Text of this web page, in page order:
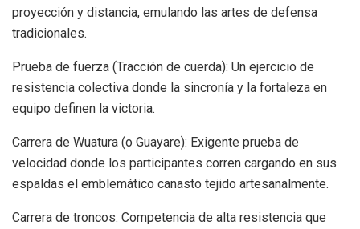
proyección y distancia, emulando las artes de defensa
tradicionales.
​Prueba de fuerza (Tracción de cuerda): Un ejercicio de
resistencia colectiva donde la sincronía y la fortaleza en
equipo definen la victoria.
​Carrera de Wuatura (o Guayare): Exigente prueba de
velocidad donde los participantes corren cargando en sus
espaldas el emblemático canasto tejido artesanalmente.
​Carrera de troncos: Competencia de alta resistencia que